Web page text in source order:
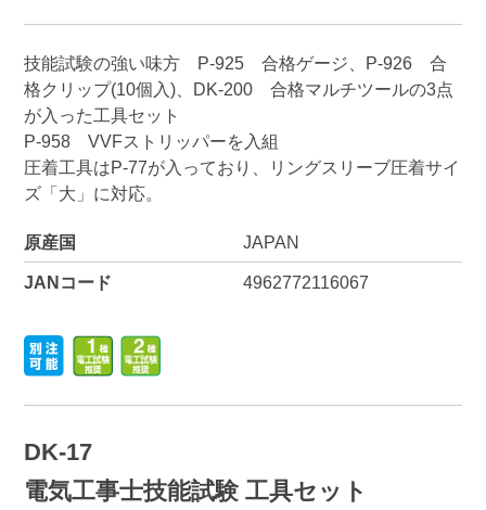
技能試験の強い味方 P-925 合格ゲージ、P-926 合
格クリップ(10個入)、DK-200 合格マルチツールの3点
が入った工具セット
P-958 VVFストリッパーを入組
圧着工具はP-77が入っており、リングスリーブ圧着サイ
ズ「大」に対応。
原産国 JAPAN
JANコード 4962772116067
DK-17
電気工事士技能試験 工具セット